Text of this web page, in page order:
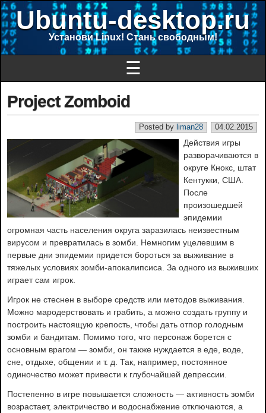
Ubuntu-desktop.ru
Установи Linux! Стань свободным!
☰
Project Zomboid
04.02.2015
Posted by liman28
Действия игры
разворачиваются в
округе Кнокс, штат
Кентукки, США.
После
произошедшей
эпидемии
огромная часть населения округа заразилась неизвестным
вирусом и превратилась в зомби. Немногим уцелевшим в
первые дни эпидемии придется бороться за выживание в
тяжелых условиях зомби-апокалипсиса. За одного из выживших
играет сам игрок.
Игрок не стеснен в выборе средств или методов выживания.
Можно мародерствовать и грабить, а можно создать группу и
построить настоящую крепость, чтобы дать отпор голодным
зомби и бандитам. Помимо того, что персонаж борется с
основным врагом — зомби, он также нуждается в еде, воде,
сне, отдыхе, общении и т. д. Так, например, постоянное
одиночество может привести к глубочайшей депрессии.
Постепенно в игре повышается сложность — активность зомби
возрастает, электричество и водоснабжение отключаются, а